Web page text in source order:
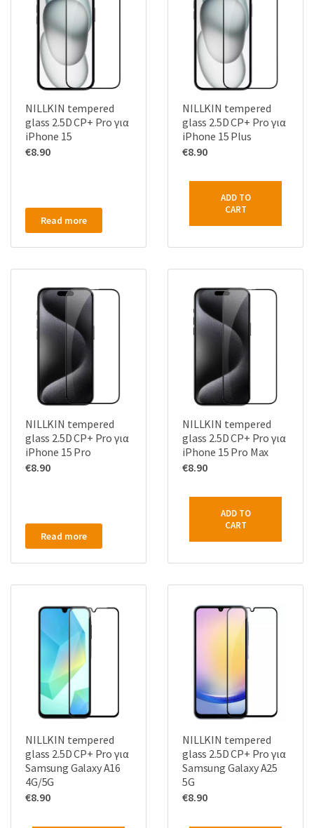
NILLKIN tempered
glass 2.5D CP+ Pro για
iPhone 15
€8.90
Read more
NILLKIN tempered
glass 2.5D CP+ Pro για
iPhone 15 Plus
€8.90
ADD TO
CART
NILLKIN tempered
glass 2.5D CP+ Pro για
iPhone 15 Pro
€8.90
Read more
NILLKIN tempered
glass 2.5D CP+ Pro για
iPhone 15 Pro Max
€8.90
ADD TO
CART
NILLKIN tempered
glass 2.5D CP+ Pro για
Samsung Galaxy A16
4G/5G
€8.90
NILLKIN tempered
glass 2.5D CP+ Pro για
Samsung Galaxy A25
5G
€8.90